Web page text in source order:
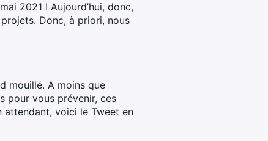
2021 ! Aujourd’hui, donc,
Donc, à priori, nous
mouillé. A moins que
pour vous prévenir, ces
attendant, voici le Tweet en